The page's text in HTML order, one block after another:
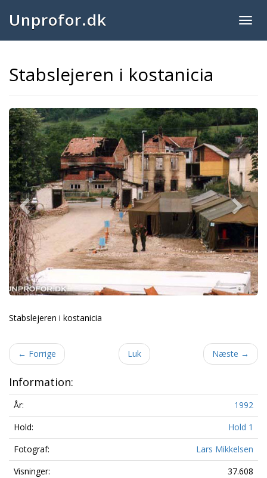
Unprofor.dk
Stabslejeren i kostanicia
Previous Next
Stabslejeren i kostanicia
← Forrige Luk Næste →
Information:
År:
1992
Hold:
Hold 1
Fotograf:
Lars Mikkelsen
Visninger:
37.608